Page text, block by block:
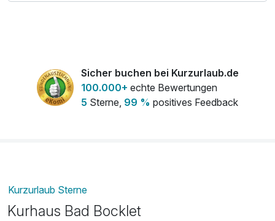
Sicher buchen bei Kurzurlaub.de
100.000+ echte Bewertungen
5 Sterne, 99 % positives Feedback
Kurzurlaub Sterne
Kurhaus Bad Bocklet